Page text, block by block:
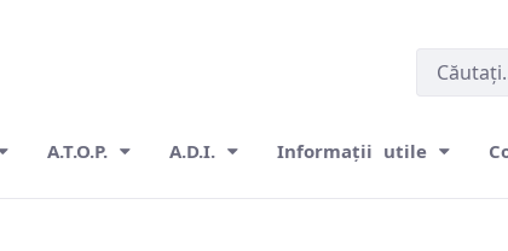
A.T.O.P. A.D.I. Informații utile